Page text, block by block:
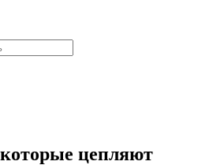
цепляют